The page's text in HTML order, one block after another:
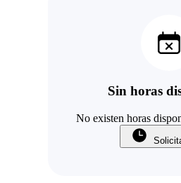
Sin horas
No existen horas